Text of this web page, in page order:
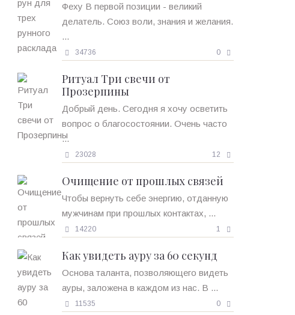
Феху В первой позиции - великий
делатель. Союз воли, знания и желания.
...
34736 0
Ритуал Три свечи от
Прозерпины
Добрый день. Сегодня я хочу осветить
вопрос о благосостоянии. Очень часто
...
23028 12
Очищение от прошлых связей
Чтобы вернуть себе энергию, отданную
мужчинам при прошлых контактах, ...
14220 1
Как увидеть ауру за 60 секунд
Основа таланта, позволяющего видеть
ауры, заложена в каждом из нас. В ...
11535 0